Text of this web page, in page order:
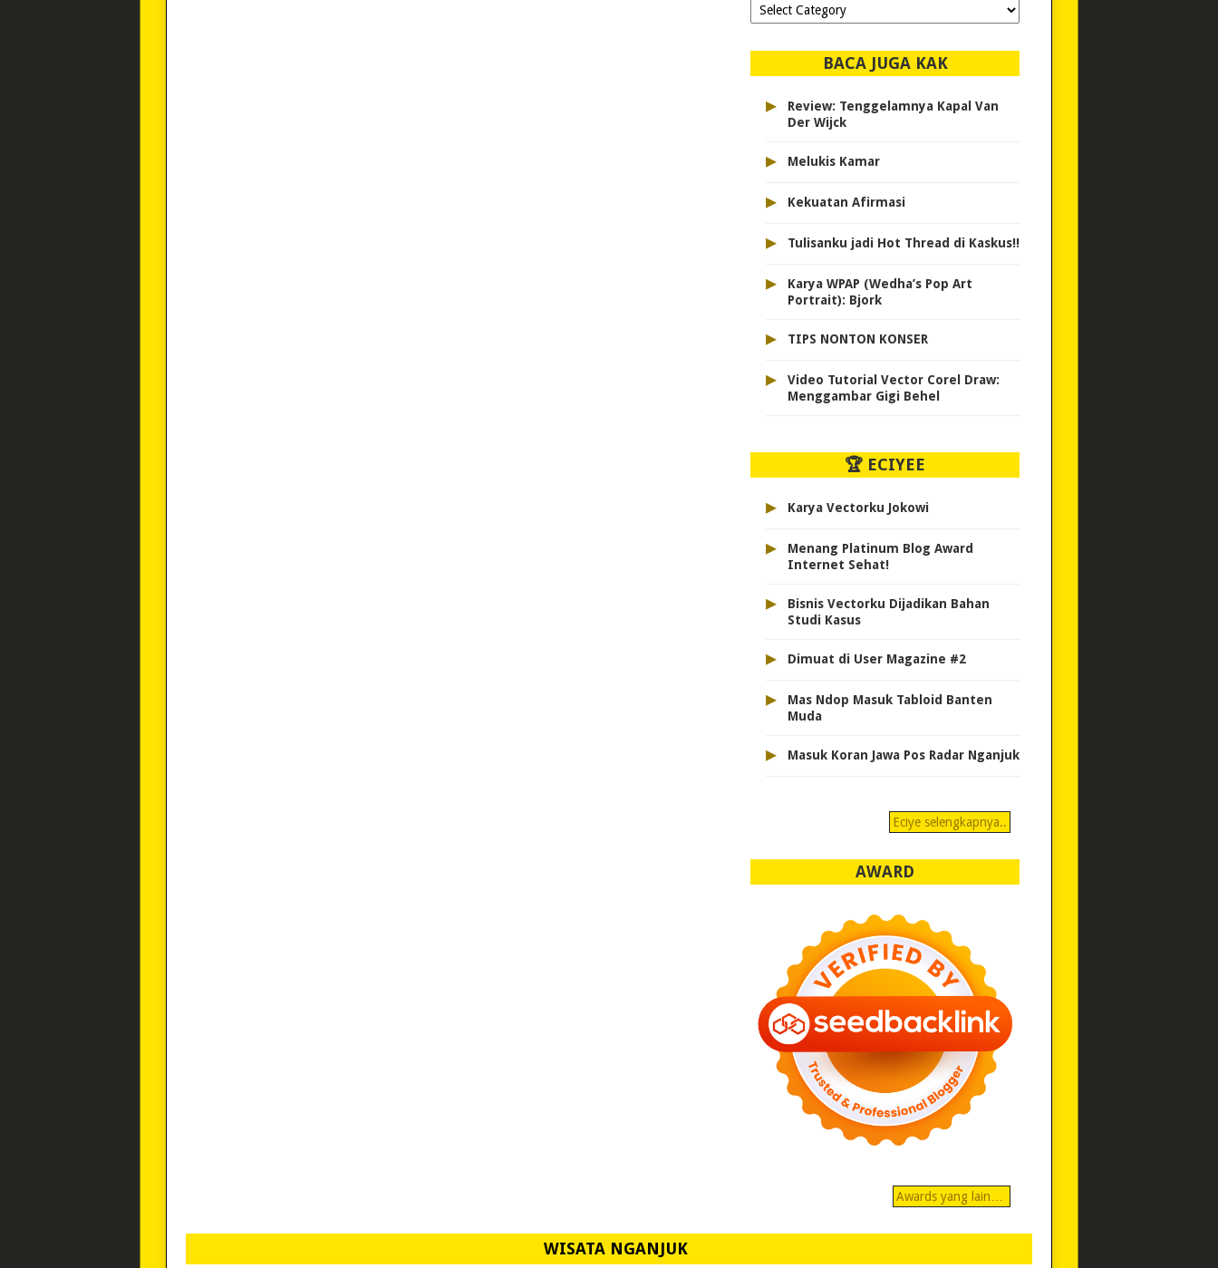
Dipilih-
dipilih..
BACA JUGA KAK
▸
Review: Tenggelamnya Kapal Van
Der Wijck
▸ Melukis Kamar
▸ Kekuatan Afirmasi
▸ Tulisanku jadi Hot Thread di Kaskus!!
▸
Karya WPAP (Wedha’s Pop Art
Portrait): Bjork
▸ TIPS NONTON KONSER
▸
Video Tutorial Vector Corel Draw:
Menggambar Gigi Behel
🏆 ECIYEE
▸ Karya Vectorku Jokowi
▸
Menang Platinum Blog Award
Internet Sehat!
▸
Bisnis Vectorku Dijadikan Bahan
Studi Kasus
▸ Dimuat di User Magazine #2
▸
Mas Ndop Masuk Tabloid Banten
Muda
▸ Masuk Koran Jawa Pos Radar Nganjuk
Eciye selengkapnya..
AWARD
Awards yang lain…
WISATA NGANJUK